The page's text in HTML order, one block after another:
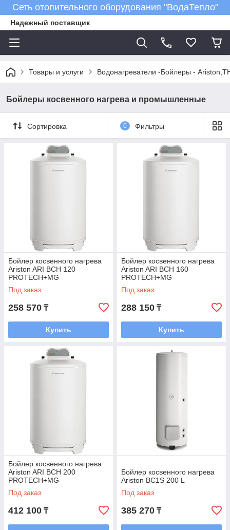
Сеть отопительного оборудования "ВодаТепло"
Надежный поставщик
Товары и услуги Водонагреватели -Бойлеры -
Бойлеры косвенного нагрева и промышленные
Сортировка 0 Фильтры
Бойлер косвенного нагрева
Ariston ARI BCH 120
PROTECH+MG
Под заказ
258 570 ₸
Купить
Бойлер косвенного нагрева
Ariston ARI BCH 160
PROTECH+MG
Под заказ
288 150 ₸
Купить
Бойлер косвенного нагрева
Ariston ARI BCH 200
PROTECH+MG
Под заказ
412 100 ₸
Бойлер косвенного нагрева
Ariston BC1S 200 L
Под заказ
385 270 ₸